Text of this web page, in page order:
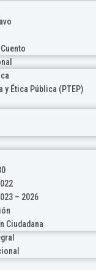
y Ética Pública (PTEP)
– 2026
Ciudadana